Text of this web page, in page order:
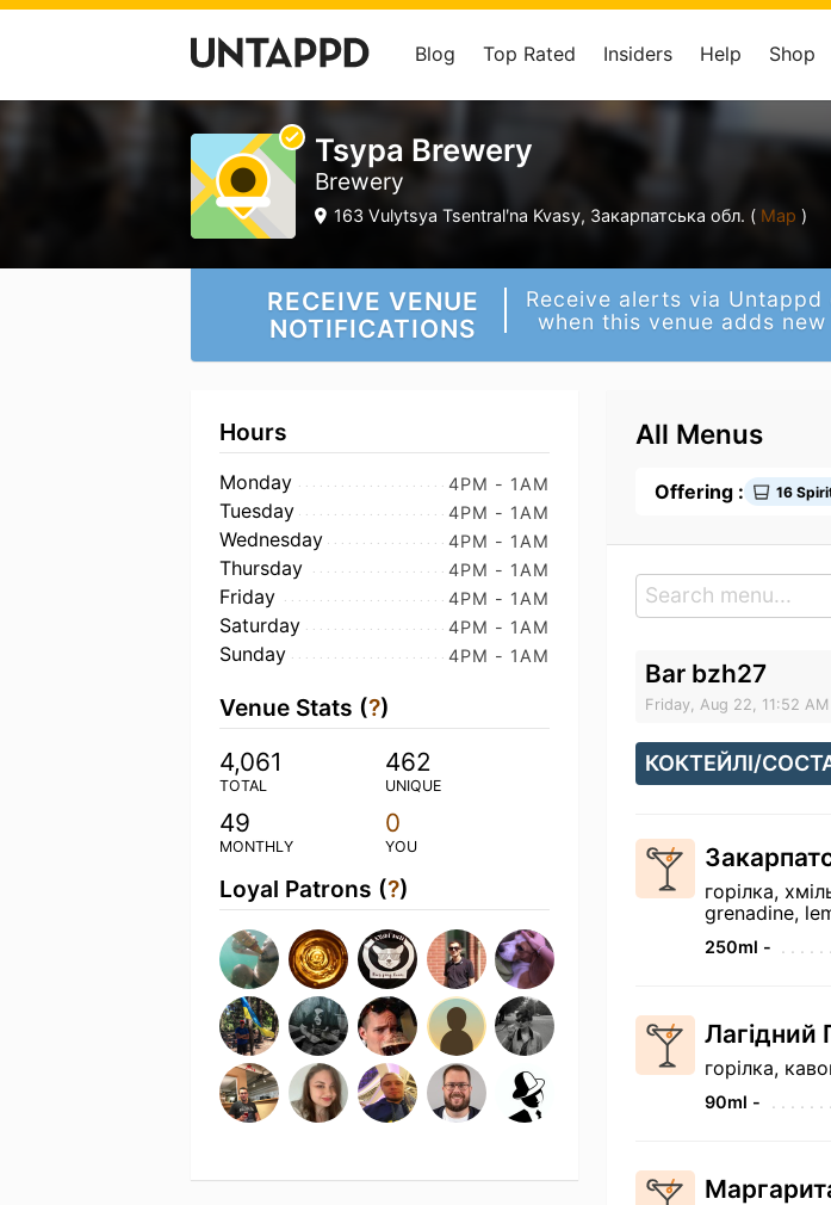
Blog Top Rated Insiders Help Shop
Tsypa Brewery
Brewery
163 Vulytsya Tsentralʹna Kvasy, Закарпатська обл. ( Map )
RECEIVE VENUE
NOTIFICATIONS
Receive alerts via
when this venue adds
Hours
Monday 4PM - 1AM
Tuesday 4PM - 1AM
Wednesday 4PM - 1AM
Thursday 4PM - 1AM
Friday 4PM - 1AM
Saturday 4PM - 1AM
Sunday 4PM - 1AM
Venue Stats (?)
4,061
TOTAL
462
UNIQUE
49
MONTHLY
0
YOU
Loyal Patrons (?)
All Menus
Offering : 16
Bar bzh27
Friday, Aug 22, 11:52 AM
КОКТЕЙЛІ/
горілка,
grenadine,
250ml -
Лагідний
горілка,
90ml -